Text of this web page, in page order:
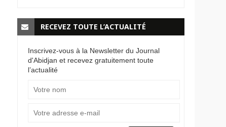
RECEVEZ TOUTE L’ACTUALITÉ
Inscrivez-vous à la Newsletter du Journal
d'Abidjan et recevez gratuitement toute
l’actualité